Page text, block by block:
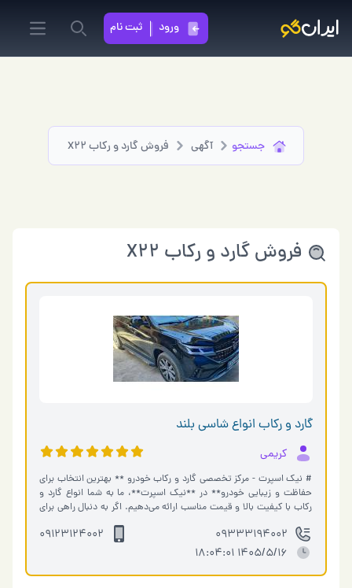
ورود
ثبت نام
menu
جستجو آگهی فروش گارد و رکاب X22
فروش گارد و رکاب X22
گارد و رکاب انواع شاسی بلند
کریمی
# نیک اسپرت - مرکز تخصصی گارد و رکاب خودرو ** بهترین انتخاب برای
حفاظت و زیبایی خودرو** در **نیک اسپرت**، ما به شما انواع گارد و
رکاب با کیفیت بالا و قیمت مناسب ارائه می‌دهیم. اگر به دنبال راهی برای
09333194002
09123124002
1405/5/16 18:04:01